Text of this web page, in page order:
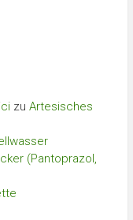
zu Artesisches
(Pantoprazol,